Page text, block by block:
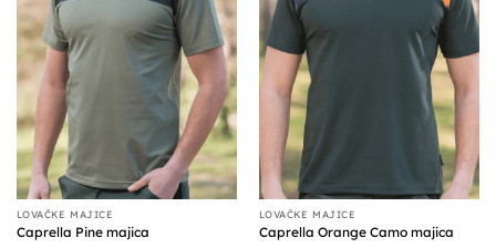
LOVAČKE MAJICE
Caprella Pine majica
LOVAČKE MAJICE
Caprella Orange Camo majica